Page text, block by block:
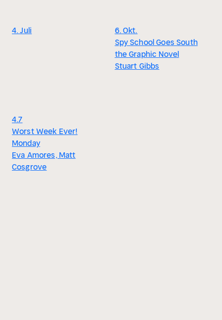
4. Juli
4.7
Worst Week Ever!
Monday
Eva Amores, Matt
Cosgrove
6. Okt.
Spy School Goes South
the Graphic Novel
Stuart Gibbs